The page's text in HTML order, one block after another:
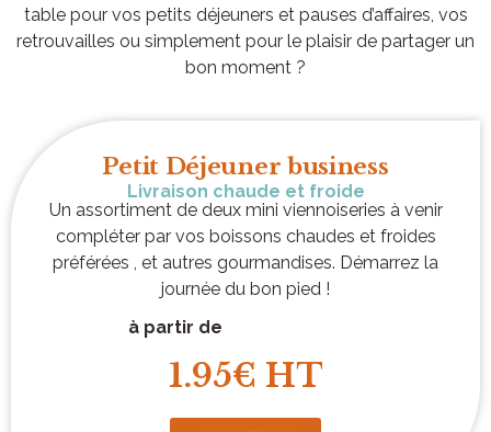
table pour vos petits déjeuners et pauses d’affaires, vos
retrouvailles ou simplement pour le plaisir de partager un
bon moment ?
Petit Déjeuner business
Livraison chaude et froide
Un assortiment de deux mini viennoiseries à venir
compléter par vos boissons chaudes et froides
préférées , et autres gourmandises. Démarrez la
journée du bon pied !
à partir de
1.95€ HT